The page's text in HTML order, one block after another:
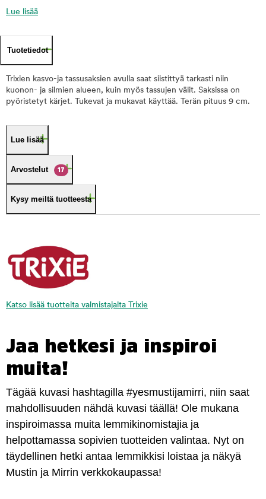
Lue lisää
Tuotetiedot
Trixien kasvo-ja tassusaksien avulla saat siistittyä tarkasti niin
kuonon- ja silmien alueen, kuin myös tassujen välit. Saksissa on
pyöristetyt kärjet. Tukevat ja mukavat käyttää. Terän pituus 9 cm.
Lue lisää
Arvostelut 17
Kysy meiltä tuotteesta
Katso lisää tuotteita valmistajalta Trixie
Jaa hetkesi ja inspiroi
muita!
Tägää kuvasi hashtagilla #yesmustijamirri, niin saat
mahdollisuuden nähdä kuvasi täällä! Ole mukana
inspiroimassa muita lemmikinomistajia ja
helpottamassa sopivien tuotteiden valintaa. Nyt on
täydellinen hetki antaa lemmikkisi loistaa ja näkyä
Mustin ja Mirrin verkkokaupassa!